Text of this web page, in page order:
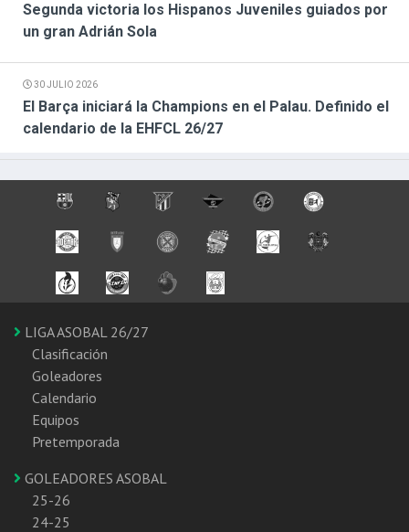
Segunda victoria los Hispanos Juveniles guiados por
un gran Adrián Sola
30 JULIO 2026
El Barça iniciará la Champions en el Palau. Definido el
calendario de la EHFCL 26/27
LIGA ASOBAL 26/27
Clasificación
Goleadores
Calendario
Equipos
Pretemporada
GOLEADORES ASOBAL
25-26
24-25